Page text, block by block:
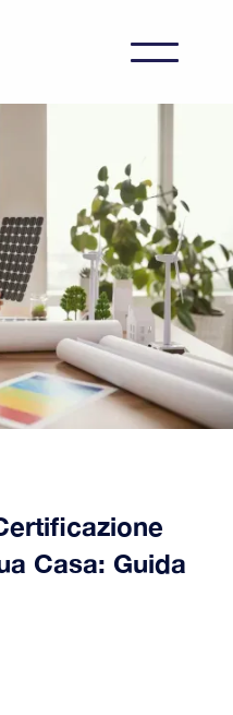
Casa: Guida